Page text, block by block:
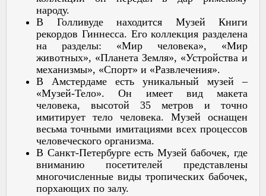
народу.
В Голливуде находится Музей Книги
рекордов Гиннесса. Его коллекция разделена
на разделы: «Мир человека», «Мир
животных», «Планета Земля», «Устройства и
механизмы», «Спорт» и «Развлечения».
В Амстердаме есть уникальный музей –
«Музей-Тело». Он имеет вид макета
человека, высотой 35 метров и точно
имитирует тело человека. Музей оснащен
весьма точными имитациями всех процессов
человеческого организма.
В Санкт-Петербурге есть Музей бабочек, где
вниманию посетителей представлены
многочисленные виды тропических бабочек,
порхающих по залу.